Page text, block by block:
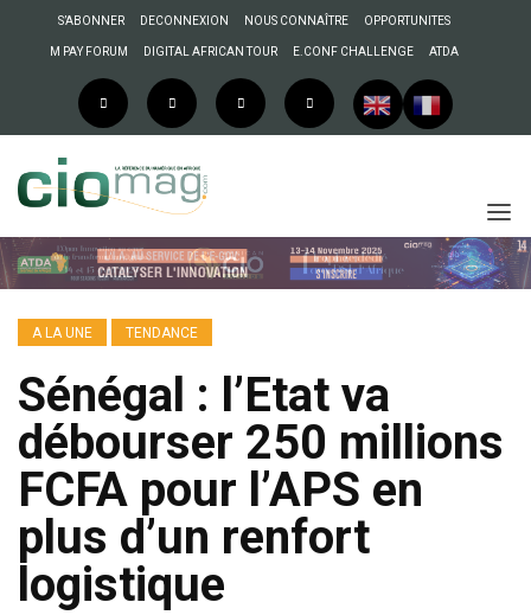
S’ABONNER DECONNEXION NOUS CONNAÎTRE OPPORTUNITES
M PAY FORUM DIGITAL AFRICAN TOUR E.CONF CHALLENGE ATDA
A LA UNE TENDANCE
Sénégal : l’Etat va
débourser 250 millions
FCFA pour l’APS en
plus d’un renfort
logistique